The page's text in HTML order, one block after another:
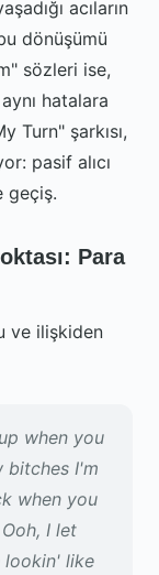
acıların
dönüşümü
sözleri ise,
hatalara
Turn" şarkısı,
pasif alıcı
geçiş.
Para
ve ilişkiden
when you
bitches I'm
when you
I let
lookin' like